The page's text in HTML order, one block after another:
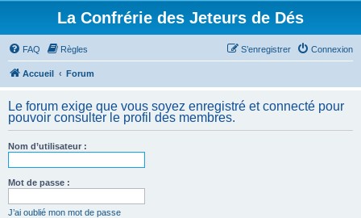
La Confrérie des Jeteurs de Dés
FAQ Règles Connexion
S’enregistrer
Accueil Forum
Le forum exige que vous soyez enregistré et connecté pour
pouvoir consulter le profil des membres.
Nom d’utilisateur :
Mot de passe :
J’ai oublié mon mot de passe